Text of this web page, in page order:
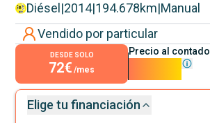
Diésel |2014|194.678km|Manual
Vendido por particular
DESDE SOLO
72€ /mes
Precio al contado
Elige tu financiación